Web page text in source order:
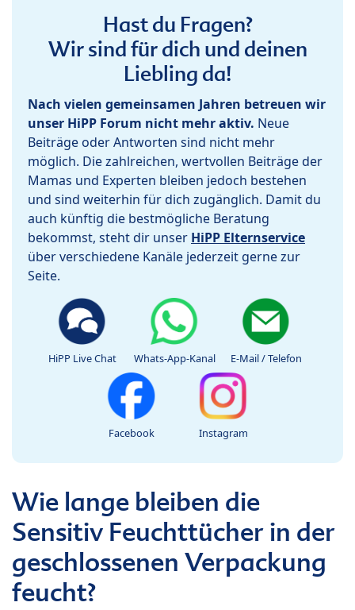
Hast du Fragen?
Wir sind für dich und deinen
Liebling da!
Nach vielen gemeinsamen Jahren betreuen wir
unser HiPP Forum nicht mehr aktiv. Neue
Beiträge oder Antworten sind nicht mehr
möglich. Die zahlreichen, wertvollen Beiträge der
Mamas und Experten bleiben jedoch bestehen
und sind weiterhin für dich zugänglich. Damit du
auch künftig die bestmögliche Beratung
bekommst, steht dir unser HiPP Elternservice
über verschiedene Kanäle jederzeit gerne zur
Seite.
HiPP Live Chat Whats-App-Kanal E-Mail / Telefon
Facebook Instagram
Wie lange bleiben die
Sensitiv Feuchttücher in der
geschlossenen Verpackung
feucht?